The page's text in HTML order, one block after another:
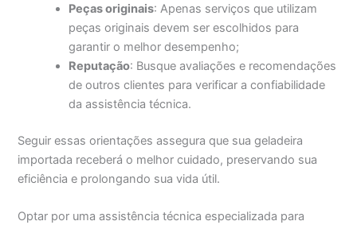
Peças originais: Apenas serviços que utilizam
peças originais devem ser escolhidos para
garantir o melhor desempenho;
Reputação: Busque avaliações e recomendações
de outros clientes para verificar a confiabilidade
da assistência técnica.
Seguir essas orientações assegura que sua geladeira
importada receberá o melhor cuidado, preservando sua
eficiência e prolongando sua vida útil.
Optar por uma assistência técnica especializada para